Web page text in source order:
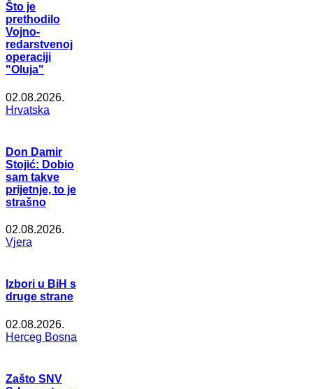
Što je
prethodilo
Vojno-
redarstvenoj
operaciji
"Oluja"
02.08.2026.
Hrvatska
Don Damir
Stojić: Dobio
sam takve
prijetnje, to je
strašno
02.08.2026.
Vjera
Izbori u BiH s
druge strane
02.08.2026.
Herceg Bosna
Zašto SNV